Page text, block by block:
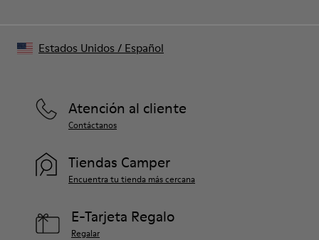
Atención al cliente
Contáctanos
Tiendas Camper
Encuentra tu tienda más cercana
E-Tarjeta Regalo
Regalar
Estados Unidos / Español